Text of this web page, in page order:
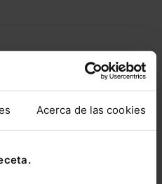
Acerca de las cookies
ADMINISTRATIVO
DERECHO IA
Curso La IA
generativa en la